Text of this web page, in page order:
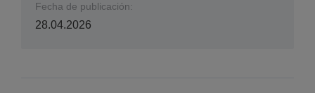
Fecha de publicación:
28.04.2026